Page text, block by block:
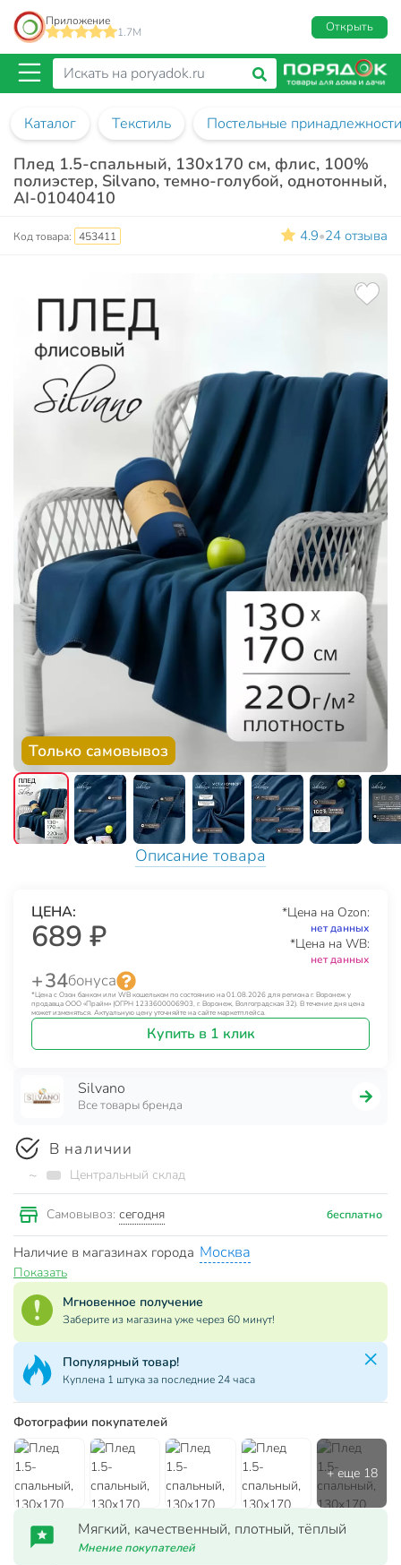
Приложение
1.7M
Открыть
Каталог Текстиль Постельные принадлежности
Плед 1.5-спальный, 130х170 см, флис, 100%
полиэстер, Silvano, темно-голубой, однотонный,
AI-01040410
Код товара: 453411 4.9•24 отзыва
Только самовывоз
Описание товара
ЦЕНА:
689 ₽
*Цена на Ozon:
нет данных
*Цена на WB:
нет данных
+ 34бонуса
*Цена с Озон банком или WB кошельком по состоянию на 01.08.2026 для региона г. Воронеж у
продавца ООО «Прайм» (ОГРН 1233600006903, г. Воронеж, Волгоградская 32). В течение дня цена
может изменяться. Актуальную цену уточняйте на сайте маркетплейса.
Купить в 1 клик
Silvano
Все товары бренда
В наличии
~ Центральный склад
Самовывоз: сегодня бесплатно
Наличие в магазинах города Москва
Показать
Мгновенное получение
Заберите из магазина уже через 60 минут!
Популярный товар!
Куплена 1 штука за последние 24 часа
Фотографии покупателей
Мягкий, качественный, плотный, тёплый
Мнение покупателей